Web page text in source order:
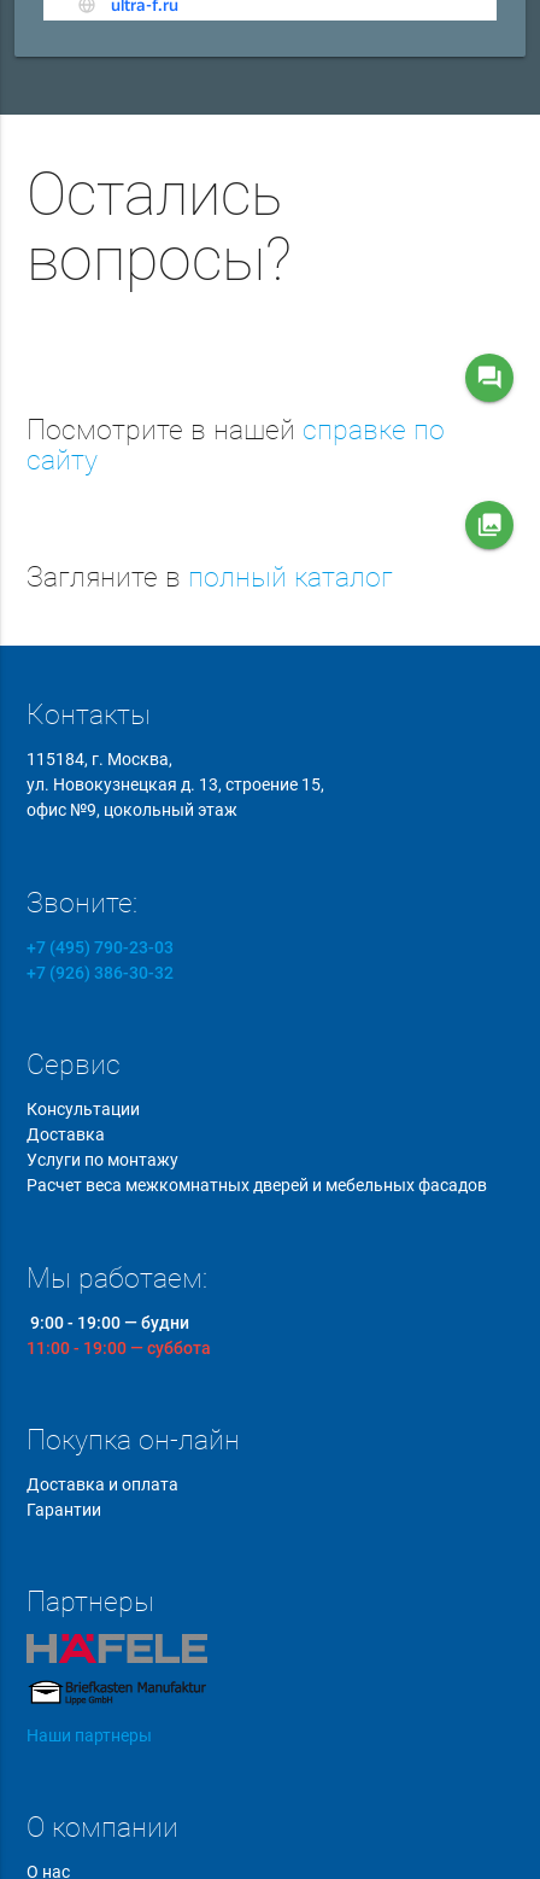
Остались
вопросы?
question_answer
Посмотрите в нашей справке по
сайту
collections
Загляните в полный каталог
Контакты
115184, г. Москва,
ул. Новокузнецкая д. 13, строение 15,
офис №9, цокольный этаж
Звоните:
+7 (495) 790-23-03
+7 (926) 386-30-32
Сервис
Консультации
Доставка
Услуги по монтажу
Расчет веса межкомнатных дверей и мебельных фасадов
Мы работаем:
9:00 - 19:00 — будни
11:00 - 19:00 — суббота
Покупка он-лайн
Доставка и оплата
Гарантии
Партнеры
Наши партнеры
О компании
О нас